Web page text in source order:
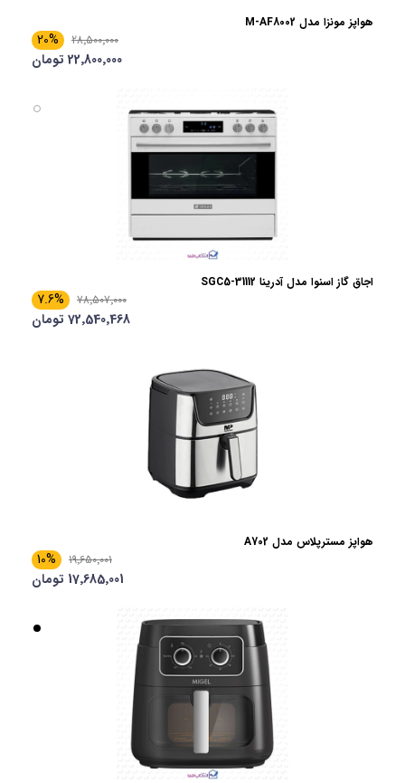
هواپز مونزا مدل M-AF8002
28٬500٬000
20%
22٬800٬000 تومان
اجاق گاز اسنوا مدل آدرینا SGC5-31112
78٬507٬000
7.6%
72٬540٬468 تومان
هواپز مسترپلاس مدل A702
19٬650٬001
10%
17٬685٬001 تومان